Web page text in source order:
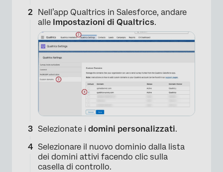
Nell’app Qualtrics in Salesforce, andare
alle Impostazioni di Qualtrics.
Selezionate i domini personalizzati.
Selezionare il nuovo dominio dalla lista
dei domini attivi facendo clic sulla
casella di controllo.